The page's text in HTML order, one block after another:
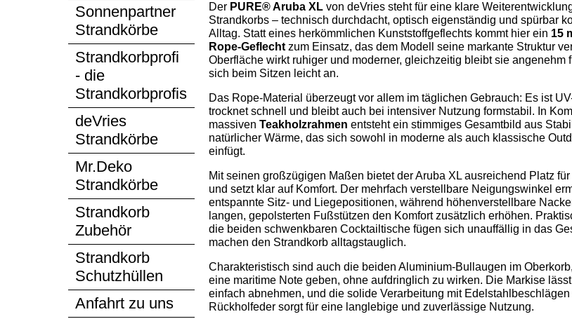
Sonnenpartner
Strandkörbe
Strandkorbprofi
- die
Strandkorbprofis
deVries
Strandkörbe
Mr.Deko
Strandkörbe
Strandkorb
Zubehör
Strandkorb
Schutzhüllen
Anfahrt zu uns
Der PURE® Aruba XL von deVries steht für eine klare
Strandkorbs – technisch durchdacht, optisch eigenständig und spürbar
Alltag. Statt eines herkömmlichen Kunststoffgeflechts kommt hier ein 15
Rope-Geflecht zum Einsatz, das dem Modell seine markante Struktur
Oberfläche wirkt ruhiger und moderner, gleichzeitig bleibt sie angenehm
sich beim Sitzen leicht an.
Das Rope-Material überzeugt vor allem im täglichen Gebrauch: Es ist
trocknet schnell und bleibt auch bei intensiver Nutzung formstabil. In
massiven Teakholzrahmen entsteht ein stimmiges Gesamtbild aus
natürlicher Wärme, das sich sowohl in moderne als auch klassische
einfügt.
Mit seinen großzügigen Maßen bietet der Aruba XL ausreichend Platz
und setzt klar auf Komfort. Der mehrfach verstellbare Neigungswinkel
entspannte Sitz- und Liegepositionen, während höhenverstellbare
langen, gepolsterten Fußstützen den Komfort zusätzlich erhöhen.
die beiden schwenkbaren Cocktailtische fügen sich unauffällig in das
machen den Strandkorb alltagstauglich.
Charakteristisch sind auch die beiden Aluminium-Bullaugen im
eine maritime Note geben, ohne aufdringlich zu wirken. Die Markise
einfach abnehmen, und die solide Verarbeitung mit
Rückholfeder sorgt für eine langlebige und zuverlässige Nutzung.